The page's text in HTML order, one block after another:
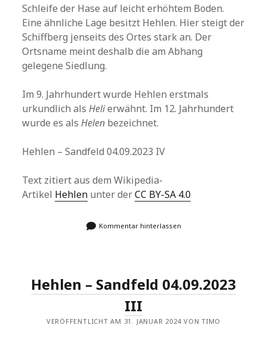
Schleife der Hase auf leicht erhöhtem Boden.
Eine ähnliche Lage besitzt Hehlen. Hier steigt der
Schiffberg jenseits des Ortes stark an. Der
Ortsname meint deshalb die am Abhang
gelegene Siedlung.
Im 9. Jahrhundert wurde Hehlen erstmals
urkundlich alsHelierwähnt. Im 12. Jahrhundert
wurde es alsHelen bezeichnet.
Hehlen – Sandfeld 04.09.2023 IV
Text zitiert aus dem Wikipedia-
Artikel Hehlen unter derCC BY-SA 4.0
Kommentar hinterlassen
Hehlen – Sandfeld 04.09.2023
III
VERÖFFENTLICHT AM 31. JANUAR 2024 VON TIMO